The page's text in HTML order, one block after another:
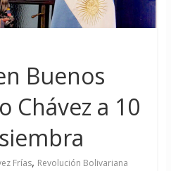
Buenos
Chávez a 10
Frías, Revolución Bolivariana